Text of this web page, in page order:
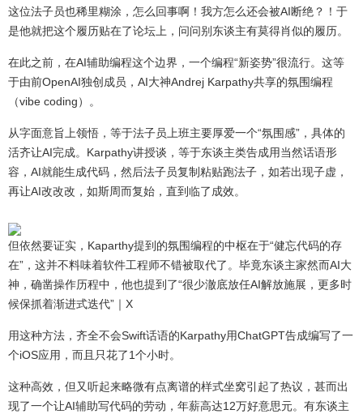
这位法子员也稀里糊涂，怎么回事啊！我方怎么还会被AI断绝？！于
是他就把这个履历贴在了论坛上，问问别东谈主有莫得肖似的履历。
在此之前，在AI辅助编程这个边界，一个编程“新姿势”很流行。这等
于由前OpenAI独创成员，AI大神Andrej Karpathy共享的氛围编程
（vibe coding）。
从字面意旨上领悟，等于法子员上班主要厚爱一个“氛围感”，具体的
活齐让AI完成。Karpathy讲授谈，等于东谈主类告成用当然话语形
容，AI就能生成代码，然后法子员复制粘贴跑法子，如若出现子虚，
再让AI改改改，如斯周而复始，直到临了成效。
但依然要证实，Kaparthy提到的氛围编程的中枢在于“健忘代码的存
在”，这并不料味着软件工程师不错被取代了。毕竟东谈主家然而AI大
神，确凿操作历程中，他也提到了“很少澈底放任AI解放施展，更多时
候保抓着渐进式迭代”｜X
用这种方法，齐全不会Swift话语的Karpathy用ChatGPT告成编写了一
个iOS应用，而且只花了1个小时。
这种高效，但又听起来略微有点离谱的样式坐窝引起了热议，甚而出
现了一个让AI辅助写代码的劳动，年薪高达12万好意思元。有东谈主